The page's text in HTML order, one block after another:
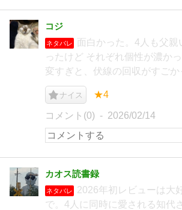
コジ
ネタバレ
面白かった。4人も父親
ったけど それぞれ個性が濃か
変すぎと、伏線の回収がすごか
ナイス ★4
コメント(0) 2026/02/14
カオス読書録
ネタバレ
2026年初レビューは大
で。4人に同時に愛される知代